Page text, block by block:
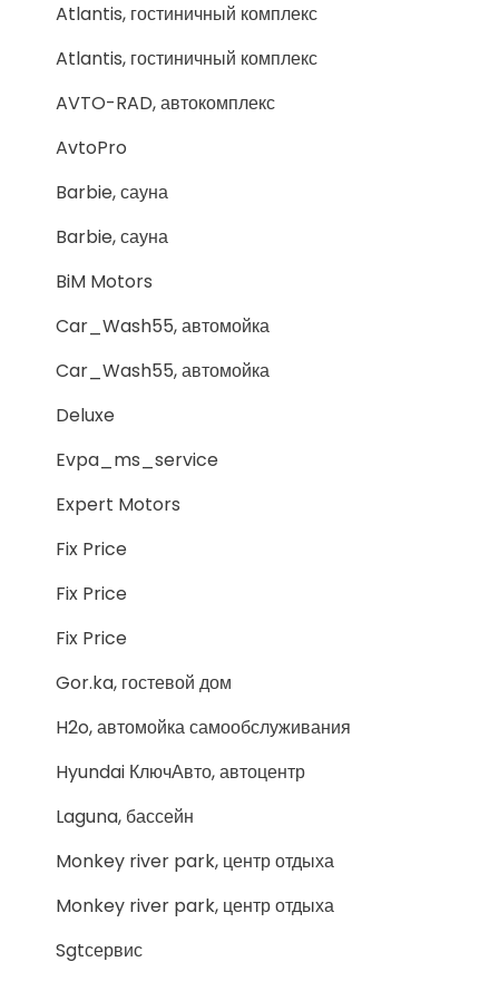
Atlantis, гостиничный комплекс
Atlantis, гостиничный комплекс
AVTO-RAD, автокомплекс
AvtoPro
Barbie, сауна
Barbie, сауна
BiM Motors
Car_Wash55, автомойка
Car_Wash55, автомойка
Deluxe
Evpa_ms_service
Expert Motors
Fix Price
Fix Price
Fix Price
Gor.ka, гостевой дом
H2o, автомойка самообслуживания
Hyundai КлючАвто, автоцентр
Laguna, бассейн
Monkey river park, центр отдыха
Monkey river park, центр отдыха
Sgtсервис